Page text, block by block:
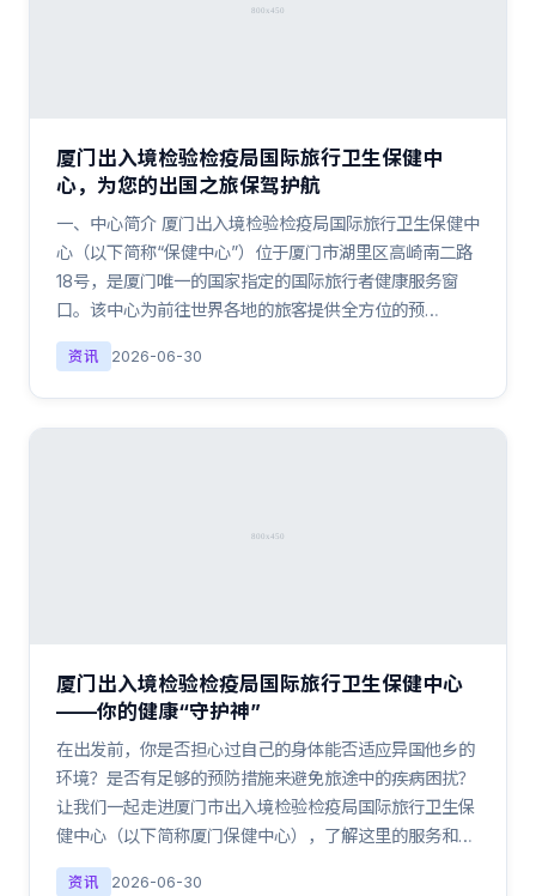
厦门出入境检验检疫局国际旅行卫生保健中
心，为您的出国之旅保驾护航
一、中心简介 厦门出入境检验检疫局国际旅行卫生保健中
心（以下简称“保健中心”）位于厦门市湖里区高崎南二路
18号，是厦门唯一的国家指定的国际旅行者健康服务窗
口。该中心为前往世界各地的旅客提供全方位的预…
资讯 2026-06-30
厦门出入境检验检疫局国际旅行卫生保健中心
——你的健康“守护神”
在出发前，你是否担心过自己的身体能否适应异国他乡的
环境？是否有足够的预防措施来避免旅途中的疾病困扰？
让我们一起走进厦门市出入境检验检疫局国际旅行卫生保
健中心（以下简称厦门保健中心），了解这里的服务和…
资讯 2026-06-30